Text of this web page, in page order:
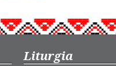
Liturgia